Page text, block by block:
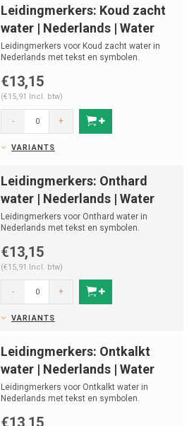
Leidingmerkers: Koud zacht
water | Nederlands | Water
Leidingmerkers voor Koud zacht water in
Nederlands met tekst en symbolen.
€13,15
(€15,91 Incl. btw)
- +
VARIANTS
Leidingmerkers: Onthard
water | Nederlands | Water
Leidingmerkers voor Onthard water in
Nederlands met tekst en symbolen.
€13,15
(€15,91 Incl. btw)
- +
VARIANTS
Leidingmerkers: Ontkalkt
water | Nederlands | Water
Leidingmerkers voor Ontkalkt water in
Nederlands met tekst en symbolen.
€13,15